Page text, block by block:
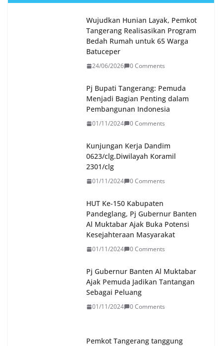
Wujudkan Hunian Layak, Pemkot
Tangerang Realisasikan Program
Bedah Rumah untuk 65 Warga
Batuceper
24/06/2026 0 Comments
Pj Bupati Tangerang: Pemuda
Menjadi Bagian Penting dalam
Pembangunan Indonesia
01/11/2024 0 Comments
Kunjungan Kerja Dandim
0623/clg.Diwilayah Koramil
2301/clg
01/11/2024 0 Comments
HUT Ke-150 Kabupaten
Pandeglang, Pj Gubernur Banten
Al Muktabar Ajak Buka Potensi
Kesejahteraan Masyarakat
01/11/2024 0 Comments
Pj Gubernur Banten Al Muktabar
Ajak Pemuda Jadikan Tantangan
Sebagai Peluang
01/11/2024 0 Comments
Pemkot Tangerang tanggung